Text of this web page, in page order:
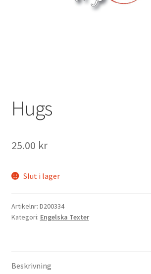
Hugs
25.00 kr
Slut i lager
Artikelnr: D200334
Kategori: Engelska Texter
Beskrivning